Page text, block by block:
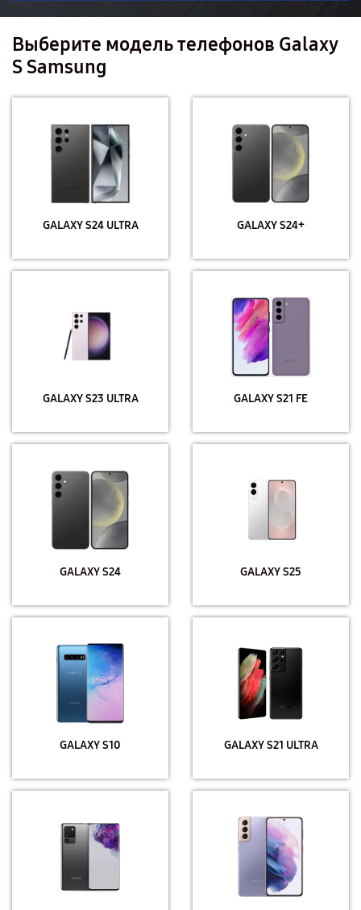
Выберите модель телефонов Galaxy
S Samsung
GALAXY S24 ULTRA GALAXY S24+
GALAXY S23 ULTRA GALAXY S21 FE
GALAXY S24 GALAXY S25
GALAXY S10 GALAXY S21 ULTRA